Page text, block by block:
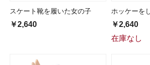
スケート靴を履いた女の子
￥2,640
ホッケーを
￥2,640
在庫なし